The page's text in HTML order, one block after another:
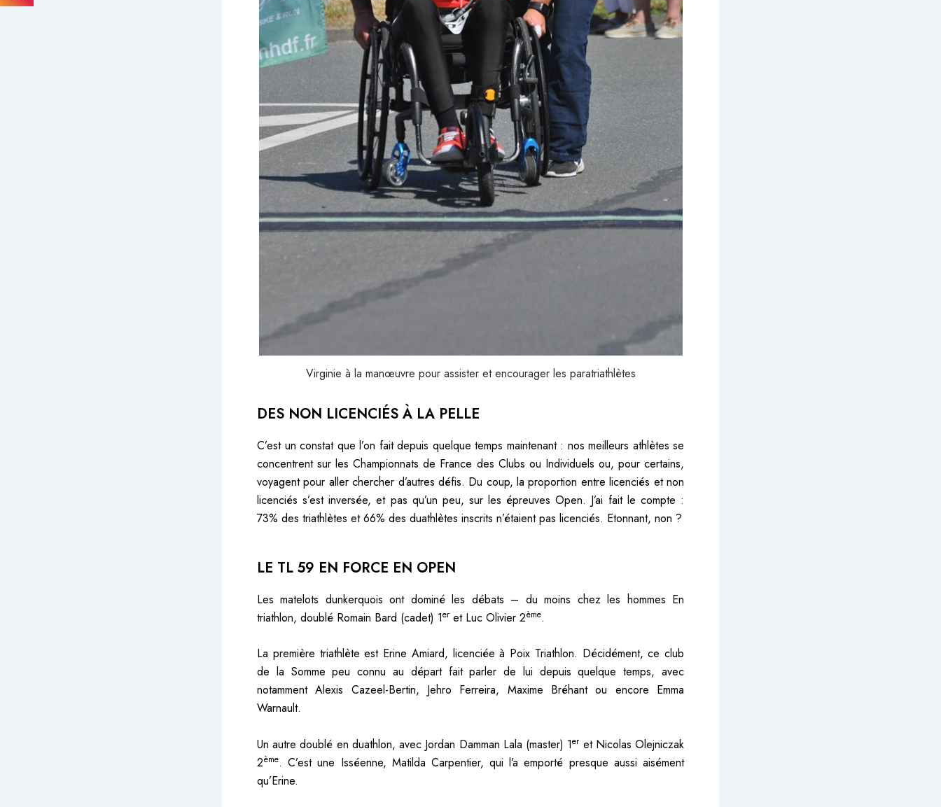
Virginie à la manœuvre pour assister et encourager les paratriathlètes
DES NON LICENCIÉS À LA PELLE
C’est un constat que l’on fait depuis quelque temps maintenant : nos meilleurs athlètes se
concentrent sur les Championnats de France des Clubs ou Individuels ou, pour certains,
voyagent pour aller chercher d’autres défis. Du coup, la proportion entre licenciés et non
licenciés s’est inversée, et pas qu’un peu, sur les épreuves Open. J’ai fait le compte :
73% des triathlètes et 66% des duathlètes inscrits n’étaient pas licenciés. Etonnant, non ?
LE TL 59 EN FORCE EN OPEN
Les matelots dunkerquois ont dominé les débats – du moins chez les hommes En
triathlon, doublé Romain Bard (cadet) 1er et Luc Olivier 2ème.
La première triathlète est Erine Amiard, licenciée à Poix Triathlon. Décidément, ce club
de la Somme peu connu au départ fait parler de lui depuis quelque temps, avec
notamment Alexis Cazeel-Bertin, Jehro Ferreira, Maxime Bréhant ou encore Emma
Warnault.
Un autre doublé en duathlon, avec Jordan Damman Lala (master) 1er et Nicolas Olejniczak
2ème. C’est une Isséenne, Matilda Carpentier, qui l’a emporté presque aussi aisément
qu’Erine.